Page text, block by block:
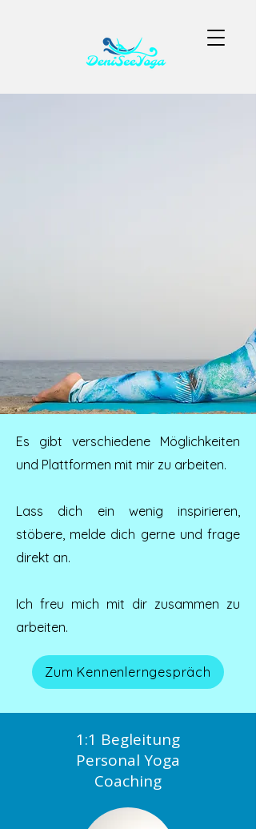
Es gibt verschiedene Möglichkeiten
und Plattformen mit mir zu arbeiten.
Lass dich ein wenig inspirieren,
stöbere, melde dich gerne und frage
direkt an.
Ich freu mich mit dir zusammen zu
arbeiten.
Zum Kennenlerngespräch
1:1 Begleitung
Personal Yoga
Coaching